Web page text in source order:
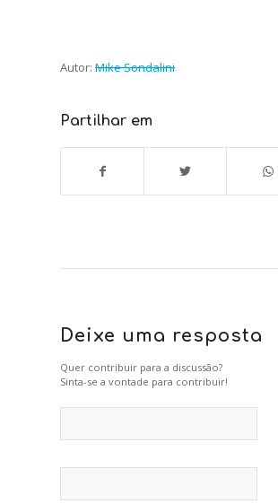
Autor: Mike Sondalini
Partilhar em
Deixe uma resposta
Quer contribuir para a discussão?
Sinta-se a vontade para contribuir!